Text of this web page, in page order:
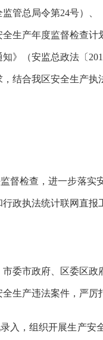
管总局令第24号）
全生产年度监督检查
》（安监总政法〔
，结合我区安全生产
督检查，进一步落实
行政执法统计联网直
委市政府、区委区政
生产违法案件，严
入，组织开展生产